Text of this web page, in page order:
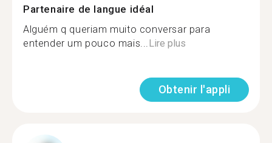
Partenaire de langue idéal
Alguém q queriam muito conversar para
entender um pouco mais...Lire plus
Obtenir l'appli